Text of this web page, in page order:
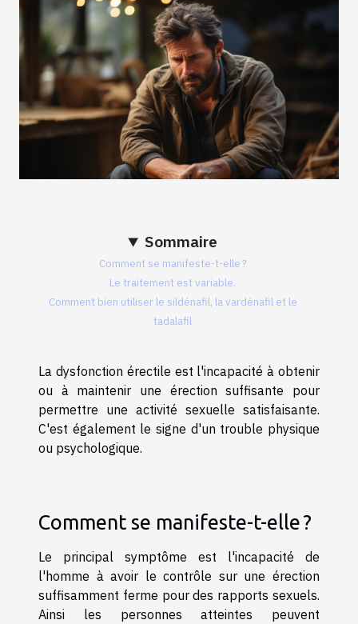
Sommaire
Comment se manifeste-t-elle ?
Le traitement est variable.
Comment bien utiliser le sildénafil, la vardénafil et le
tadalafil
La dysfonction érectile est l'incapacité à obtenir
ou à maintenir une érection suffisante pour
permettre une activité sexuelle satisfaisante.
C'est également le signe d'un trouble physique
ou psychologique.
Comment se manifeste-t-elle ?
Le principal symptôme est l'incapacité de
l'homme à avoir le contrôle sur une érection
suffisamment ferme pour des rapports sexuels.
Ainsi les personnes atteintes peuvent